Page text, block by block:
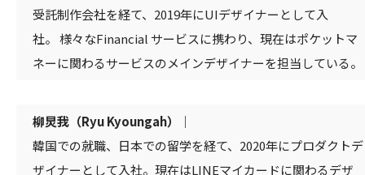
受託制作会社を経て、2019年にUIデザイナーとして入
社。 様々なFinancial サービスに携わり、現在はポケットマ
ネーに関わるサービスのメインデザイナーを担当している。
柳炅我（Ryu Kyoungah）｜
韓国での就職、日本での留学を経て、2020年にプロダクトデ
ザイナーとして入社。現在はLINEマイカードに関わるデザ